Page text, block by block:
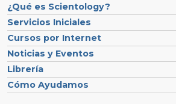
¿Qué es Scientology?
Servicios Iniciales
Cursos por Internet
Noticias y Eventos
Librería
Cómo Ayudamos